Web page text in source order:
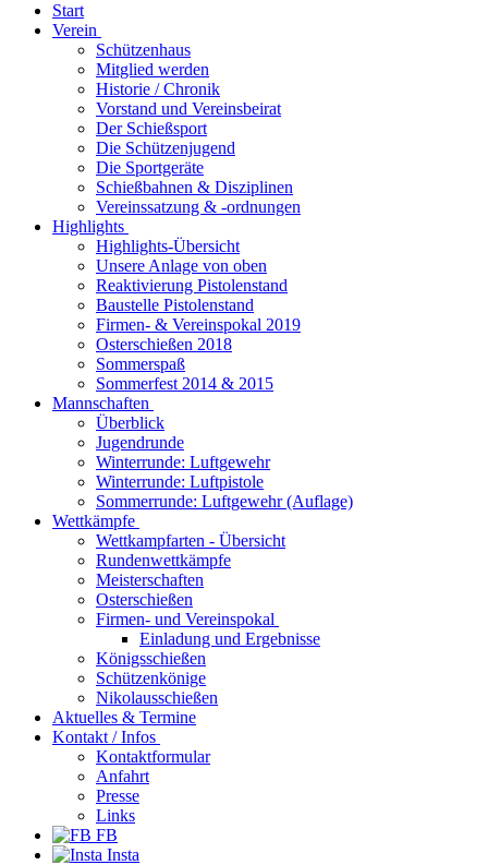
Start
Verein
Schützenhaus
Mitglied werden
Historie / Chronik
Vorstand und Vereinsbeirat
Der Schießsport
Die Schützenjugend
Die Sportgeräte
Schießbahnen & Disziplinen
Vereinssatzung & -ordnungen
Highlights
Highlights-Übersicht
Unsere Anlage von oben
Reaktivierung Pistolenstand
Baustelle Pistolenstand
Firmen- & Vereinspokal 2019
Osterschießen 2018
Sommerspaß
Sommerfest 2014 & 2015
Mannschaften
Überblick
Jugendrunde
Winterrunde: Luftgewehr
Winterrunde: Luftpistole
Sommerrunde: Luftgewehr (Auflage)
Wettkämpfe
Wettkampfarten - Übersicht
Rundenwettkämpfe
Meisterschaften
Osterschießen
Firmen- und Vereinspokal
Einladung und Ergebnisse
Königsschießen
Schützenkönige
Nikolausschießen
Aktuelles & Termine
Kontakt / Infos
Kontaktformular
Anfahrt
Presse
Links
FB
Insta